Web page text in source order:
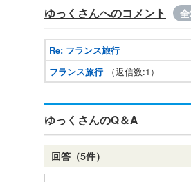
ゆっくさんへのコメント
Re: フランス旅行
フランス旅行
（返信数:1）
ゆっくさんのQ＆A
回答（5件）